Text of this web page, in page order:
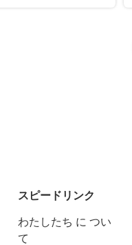
スピードリンク
わたしたち に つい
て